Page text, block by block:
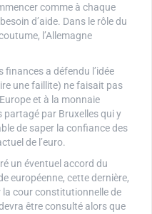
comme à chaque
d’aide. Dans le rôle du
l’Allemagne
finances a défendu l’idée
une faillite) ne faisait pas
et à la monnaie
partagé par Bruxelles qui y
de saper la confiance des
de l’euro.
un éventuel accord du
européenne, cette dernière,
cour constitutionnelle de
être consulté alors que